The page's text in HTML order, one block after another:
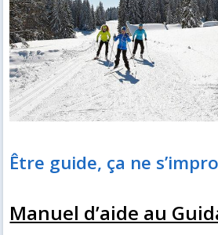
Être guide, ça ne
Manuel d’aide au